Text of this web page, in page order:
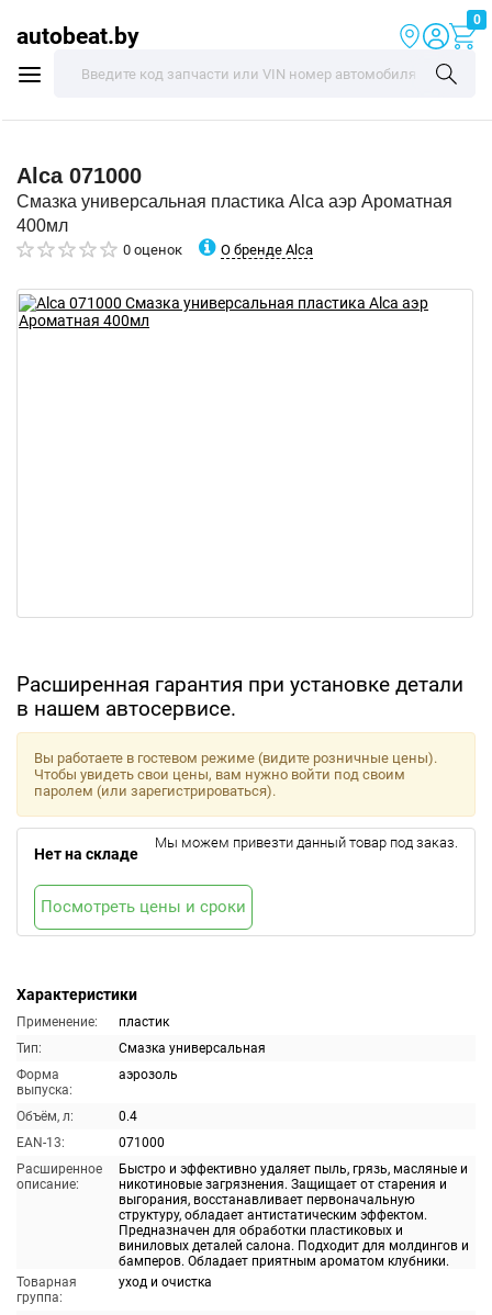
autobeat.by
0
Alca 071000
Смазка универсальная пластика Alca аэр Ароматная
400мл
0 оценок О бренде Alca
Расширенная гарантия при установке детали
в нашем автосервисе.
Характеристики
Применение:
пластик
Тип:
Смазка универсальная
Форма
выпуска:
аэрозоль
Объём, л:
0.4
EAN-13:
071000
Расширенное
описание:
Быстро и эффективно удаляет пыль, грязь, масляные и
никотиновые загрязнения. Защищает от старения и
выгорания, восстанавливает первоначальную
структуру, обладает антистатическим эффектом.
Предназначен для обработки пластиковых и
виниловых деталей салона. Подходит для молдингов и
бамперов. Обладает приятным ароматом клубники.
Товарная
группа:
уход и очистка
Вы работаете в гостевом режиме (видите розничные цены).
Чтобы увидеть свои цены, вам нужно войти под своим
паролем (или зарегистрироваться).
Нет на складе
Мы можем привезти данный товар под заказ.
Посмотреть цены и сроки